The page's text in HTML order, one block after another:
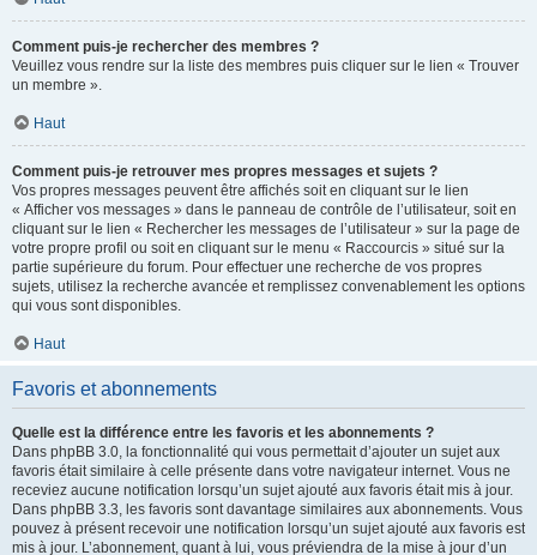
Comment puis-je rechercher des membres ?
Veuillez vous rendre sur la liste des membres puis cliquer sur le lien « Trouver
un membre ».
Haut
Comment puis-je retrouver mes propres messages et sujets ?
Vos propres messages peuvent être affichés soit en cliquant sur le lien
« Afficher vos messages » dans le panneau de contrôle de l’utilisateur, soit en
cliquant sur le lien « Rechercher les messages de l’utilisateur » sur la page de
votre propre profil ou soit en cliquant sur le menu « Raccourcis » situé sur la
partie supérieure du forum. Pour effectuer une recherche de vos propres
sujets, utilisez la recherche avancée et remplissez convenablement les options
qui vous sont disponibles.
Haut
Favoris et abonnements
Quelle est la différence entre les favoris et les abonnements ?
Dans phpBB 3.0, la fonctionnalité qui vous permettait d’ajouter un sujet aux
favoris était similaire à celle présente dans votre navigateur internet. Vous ne
receviez aucune notification lorsqu’un sujet ajouté aux favoris était mis à jour.
Dans phpBB 3.3, les favoris sont davantage similaires aux abonnements. Vous
pouvez à présent recevoir une notification lorsqu’un sujet ajouté aux favoris est
mis à jour. L’abonnement, quant à lui, vous préviendra de la mise à jour d’un